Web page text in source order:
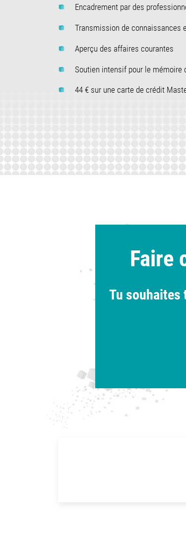
Encadrement par des
Transmission de connaissances
Aperçu des affaires courantes
Soutien intensif pour le mémoire
44 € sur une carte de crédit
Faire
Tu souhaites